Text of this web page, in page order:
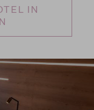
IN